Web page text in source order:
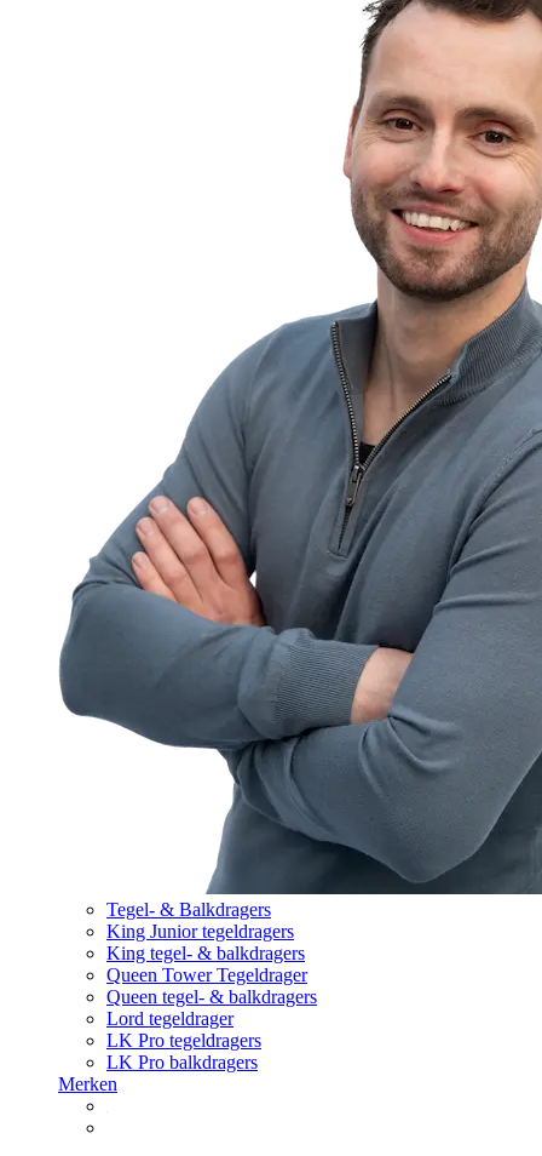
Tegel- & Balkdragers
King Junior tegeldragers
King tegel- & balkdragers
Queen Tower Tegeldrager
Queen tegel- & balkdragers
Lord tegeldrager
LK Pro tegeldragers
LK Pro balkdragers
Merken